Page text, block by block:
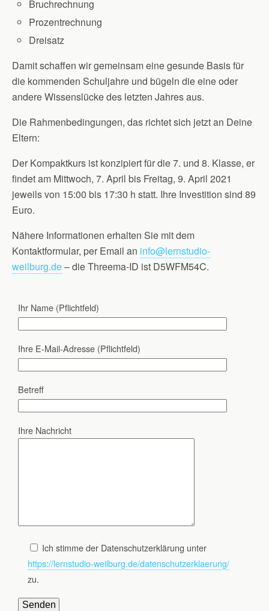
Bruchrechnung
Prozentrechnung
Dreisatz
Damit schaffen wir gemeinsam eine gesunde Basis für
die kommenden Schuljahre und bügeln die eine oder
andere Wissenslücke des letzten Jahres aus.
Die Rahmenbedingungen, das richtet sich jetzt an Deine
Eltern:
Der Kompaktkurs ist konzipiert für die 7. und 8. Klasse, er
findet am Mittwoch, 7. April bis Freitag, 9. April 2021
jeweils von 15:00 bis 17:30 h statt. Ihre Investition sind 89
Euro.
Nähere Informationen erhalten Sie mit dem
Kontaktformular, per Email an info@lernstudio-
weilburg.de– die Threema-ID ist D5WFM54C.
Ihr Name (Pflichtfeld)
Ihre E-Mail-Adresse (Pflichtfeld)
Betreff
Ihre Nachricht
Ich stimme der Datenschutzerklärung unter
https://lernstudio-weilburg.de/datenschutzerklaerung/
zu.